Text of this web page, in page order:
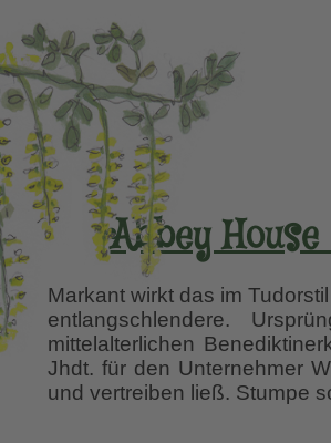
Abbey
Markant wirkt das im
entlangschlendere.
mittelalterlichen
Jhdt. für den Unternehmer
und vertreiben ließ. Stumpe